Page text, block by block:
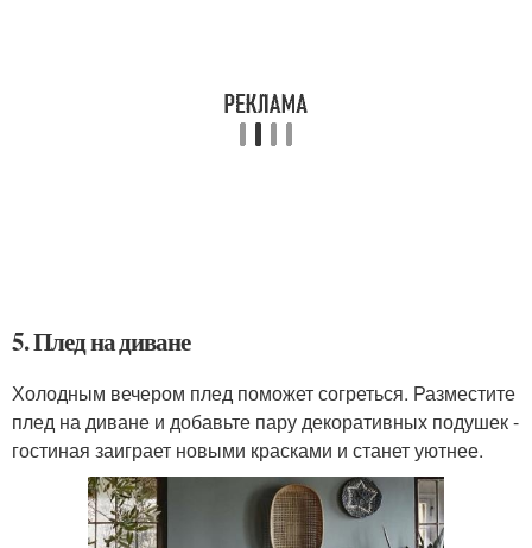
5. Плед на диване
Холодным вечером плед поможет согреться. Разместите
плед на диване и добавьте пару декоративных подушек -
гостиная заиграет новыми красками и станет уютнее.